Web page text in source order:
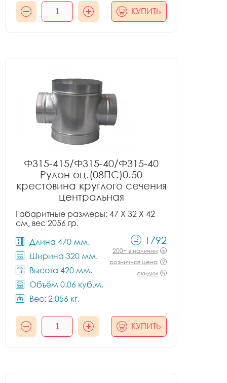
КУПИТЬ
Ф315-415/Ф315-40/Ф315-40
Рулон оц.(08ПС)0.50
крестовина круглого сечения
центральная
Габаритные размеры: 47 X 32 X 42
см, вес 2056 гр.
Длина 470 мм.
Ширина 320 мм.
Высота 420 мм.
Объём 0.06 куб.м.
Вес: 2.056 кг.
1792
200+ в наличии
розничная цена
скидки
КУПИТЬ